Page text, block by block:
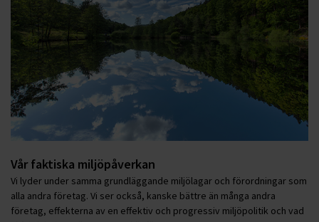
Vår faktiska miljöpåverkan
Vi lyder under samma grundläggande miljölagar och förordningar som
alla andra företag. Vi ser också, kanske bättre än många andra
företag, effekterna av en effektiv och progressiv miljöpolitik och vad